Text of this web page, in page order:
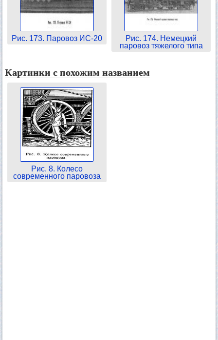
Рис. 173. Паровоз ИС-20
Рис. 174. Немецкий
паровоз тяжелого типа
Картинки с похожим названием
Рис. 8. Колесо
современного паровоза